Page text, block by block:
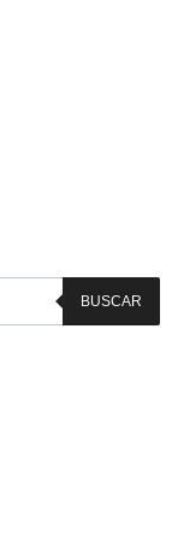
BUSCAR